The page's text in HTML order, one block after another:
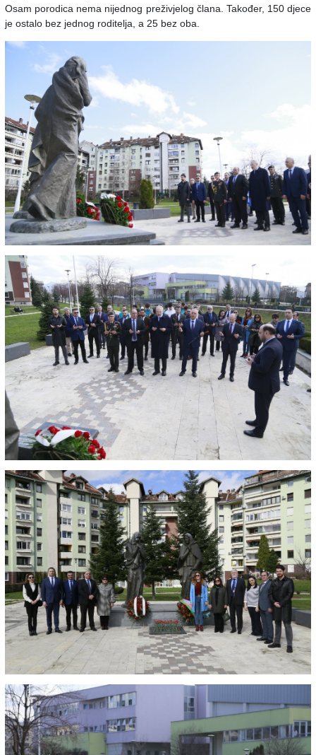
Osam porodica nema nijednog preživjelog člana. Također, 150 djece
je ostalo bez jednog roditelja, a 25 bez oba.